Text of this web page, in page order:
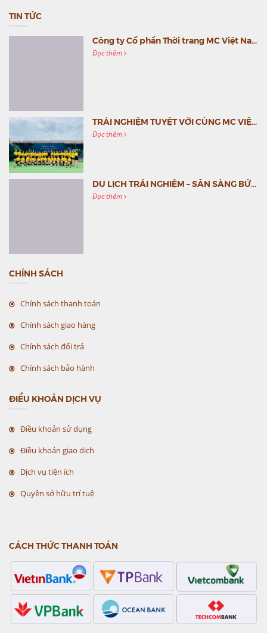
TIN TỨC
Công ty Cổ phần Thời trang MC Việt Nam (MC Fashion) tổ chức Gala mừng sinh nhật lần thứ 9
Đọc thêm
TRẢI NGHIỆM TUYỆT VỜI CÙNG MC VIỆT NAM
Đọc thêm
DU LỊCH TRẢI NGHIỆM – SẴN SÀNG BỨT PHÁ CÙNG MC VIỆT NAM
Đọc thêm
CHÍNH SÁCH
Chính sách thanh toán
Chính sách giao hàng
Chính sách đổi trả
Chính sách bảo hành
ĐIỀU KHOẢN DỊCH VỤ
Điều khoản sử dụng
Điều khoản giao dịch
Dịch vụ tiện ích
Quyền sở hữu trí tuệ
CÁCH THỨC THANH TOÁN